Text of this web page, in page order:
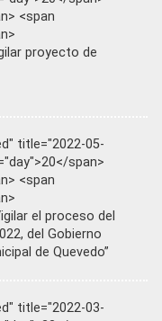
<span
proyecto de
title="2022-05-
span>
<span
el proceso del
del Gobierno
de Quevedo”
title="2022-03-